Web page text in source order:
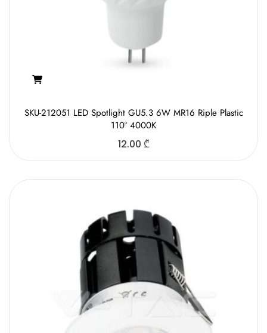
SKU-212051 LED Spotlight GU5.3 6W MR16 Riple Plastic
110° 4000K
12.00 ₾